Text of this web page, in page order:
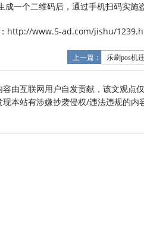
成一个二维码后，通过手机扫码实施
http://www.5-ad.com/jishu/
上一篇： 乐刷pos机
容由互联网用户自发贡献，该文观点
现本站有涉嫌抄袭侵权/违法违规的